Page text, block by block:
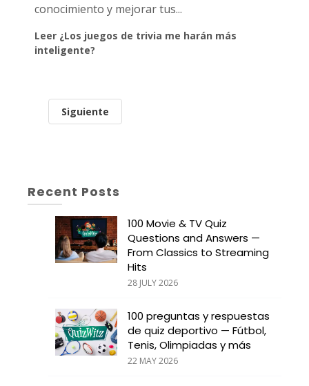
conocimiento y mejorar tus...
Leer ¿Los juegos de trivia me harán más
inteligente?
Siguiente
Recent Posts
100 Movie & TV Quiz
Questions and Answers —
From Classics to Streaming
Hits
28 JULY 2026
100 preguntas y respuestas
de quiz deportivo — Fútbol,
Tenis, Olimpiadas y más
22 MAY 2026